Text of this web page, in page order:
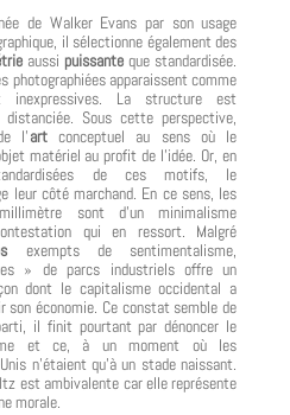
de Walker Evans par son usage
il sélectionne également des
aussi puissanteque standardisée.
photographiées apparaissent comme
inexpressives. La structure est
Sous cette perspective,
l’artconceptuel au sens où le
matériel au profit de l’idée. Or, en
de ces motifs, le
leur côté marchand. En ce sens, les
sont d’un minimalisme
qui en ressort. Malgré
exempts de sentimentalisme,
» de parcs industriels offre un
dont le capitalisme occidental a
économie. Ce constat semble de
il finit pourtant par dénoncer le
et ce, à un moment où les
n’étaient qu’à un stade naissant.
est ambivalente car elle représente
morale.